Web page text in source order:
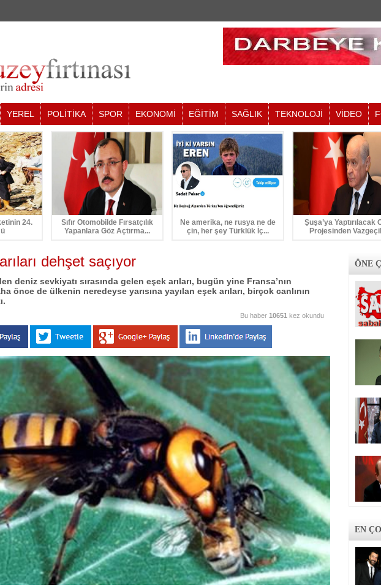
YEREL POLİTİKA SPOR EKONOMİ EĞİTİM SAĞLIK TEKNOLOJİ VİDEO
24.
Sıfır Otomobilde Fırsatçılık
Yapanlara Göz Açtırma...
Ne amerika, ne rusya ne de
çin, her şey Türklük İç...
Şuşa’ya Yaptırılacak
Projesinden
dehşet saçıyor
deniz sevkiyatı sırasında gelen eşek arıları, bugün yine Fransa’nın
önce de ülkenin neredeyse yarısına yayılan eşek arıları, birçok canlının
Bu haber 10651 kez okundu
ÖNE
EN